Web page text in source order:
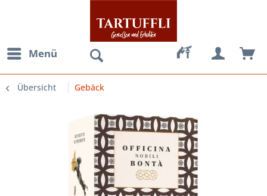
Menü
Übersicht Gebäck